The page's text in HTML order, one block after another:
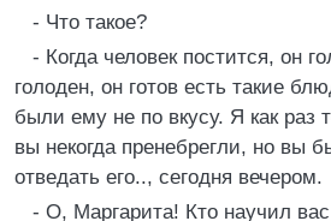
- Что такое?
- Когда человек постится, он
голоден, он готов есть такие
были ему не по вкусу. Я как раз
вы некогда пренебрегли, но вы
отведать его.., сегодня вечером.
- О, Маргарита! Кто научил вас